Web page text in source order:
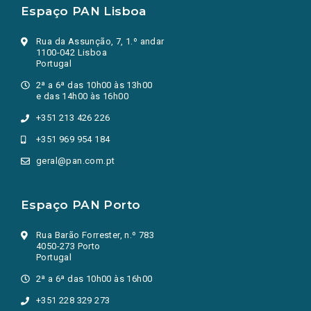
Espaço PAN Lisboa
Rua da Assunção, 7, 1.º andar
1100-042 Lisboa
Portugal
2ª a 6ª das 10h00 às 13h00
e das 14h00 às 16h00
+351 213 426 226
+351 969 954 184
geral@pan.com.pt
Espaço PAN Porto
Rua Barão Forrester, n.º 783
4050-273 Porto
Portugal
2ª a 6ª das 10h00 às 16h00
+351 228 329 273